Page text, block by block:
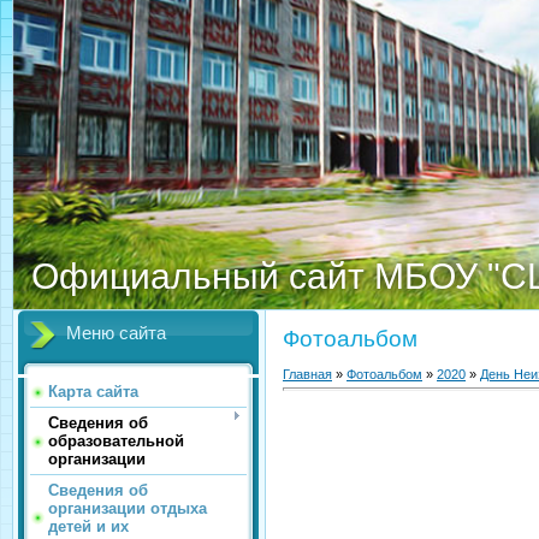
Официальный сайт МБОУ
Меню сайта
Карта сайта
Сведения об
образовательной
организации
Сведения об
организации отдыха
детей и их
Фотоальбом
Главная » Фотоальбом » 2020 » День